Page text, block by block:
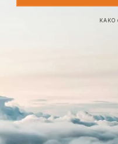
КАКО